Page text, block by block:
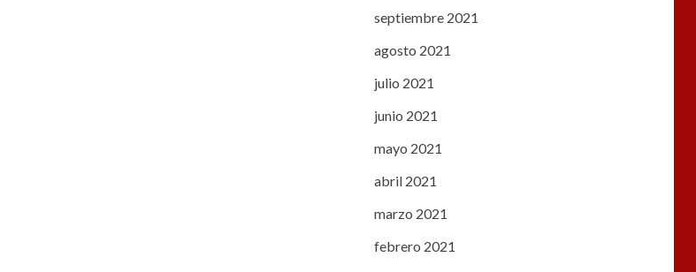
septiembre 2021
agosto 2021
julio 2021
junio 2021
mayo 2021
abril 2021
marzo 2021
febrero 2021